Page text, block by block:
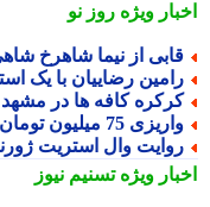
ویژهروز نو
از نیما شاهرخ شاهی
رضاییان با یک
کافه ها در مشهد
75 میلیون تومان به حساب بازنشستگان بانک صادرات
وال استریت ژورنال
ویژهتسنیم نیوز